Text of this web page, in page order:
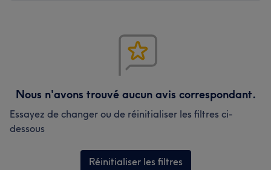
Nous n'avons trouvé aucun avis correspondant.
Essayez de changer ou de réinitialiser les filtres ci-
dessous
Réinitialiser les filtres